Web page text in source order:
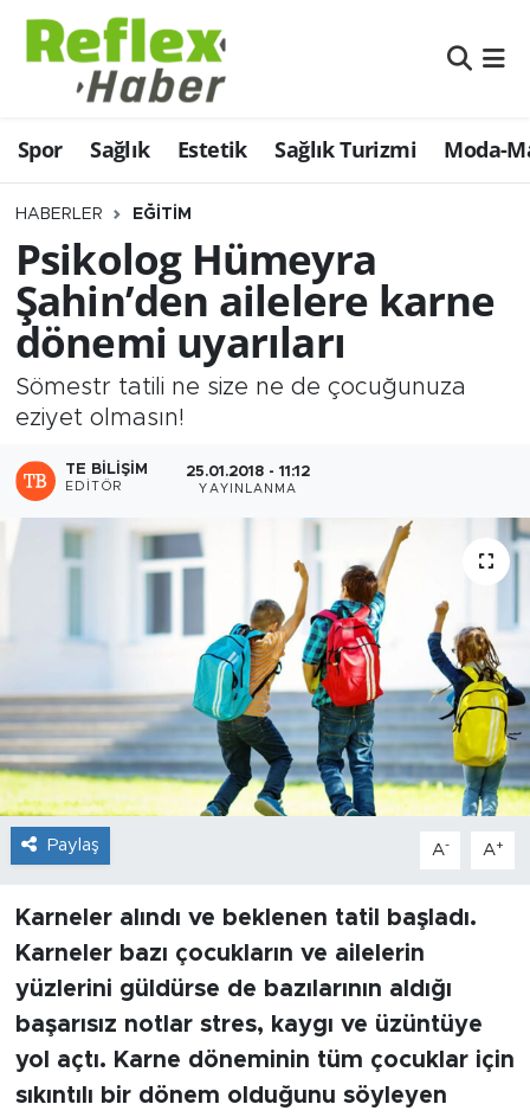
Spor Sağlık Estetik Sağlık Turizmi Moda-
HABERLER EĞITIM
Psikolog Hümeyra
Şahin’den ailelere karne
dönemi uyarıları
Sömestr tatili ne size ne de çocuğunuza
eziyet olmasın!
TE BILIŞIM
EDITÖR
25.01.2018 - 11:12
YAYINLANMA
Paylaş A- A+
Karneler alındı ve beklenen tatil başladı.
Karneler bazı çocukların ve ailelerin
yüzlerini güldürse de bazılarının aldığı
başarısız notlar stres, kaygı ve üzüntüye
yol açtı. Karne döneminin tüm çocuklar için
sıkıntılı bir dönem olduğunu söyleyen
Eğitim
Estetik
Firmalardan
Güncel
İş ve Ekonomi
Moda-Magazin-Eğlence
Sanat
Spor
Teknoloji
Nöbetçi Eczaneler
Hava Durumu
Namaz Vakitleri
Trafik Durumu
Şampiyonlar Ligi Puan Durumu ve Fikstür
Tüm Manşetler